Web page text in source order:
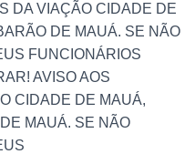
DA VIAÇÃO CIDADE DE
DE MAUÁ. SE NÃO
FUNCIONÁRIOS
AVISO AOS
CIDADE DE MAUÁ,
MAUÁ. SE NÃO